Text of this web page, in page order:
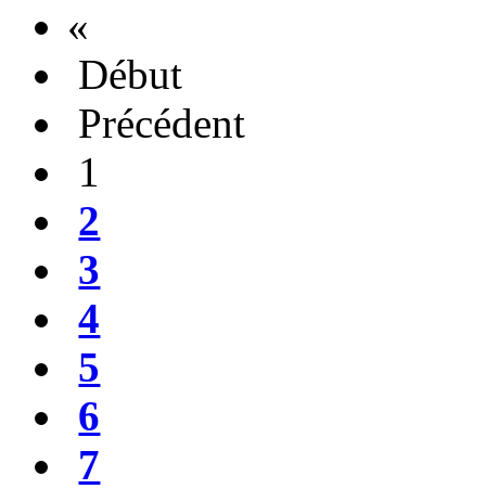
«
Début
Précédent
1
2
3
4
5
6
7